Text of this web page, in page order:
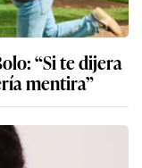
“Si te dijera
mentira”